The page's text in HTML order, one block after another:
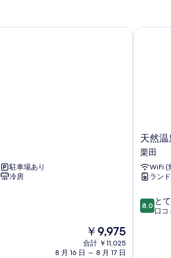
駐車場あり
冷房
現
在
の
￥9,975
合計 ￥11,025
8 月 16 日 ～ 8 月 17 日
天
然
温
泉
ホ
ル
リ
天然
栗田
WiFi (
ラン
10
段
8.0 と
口コ
天然温